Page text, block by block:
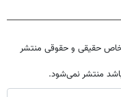
حقیقی و حقوقی منتشر
باشد منتشر نمی‌شود.